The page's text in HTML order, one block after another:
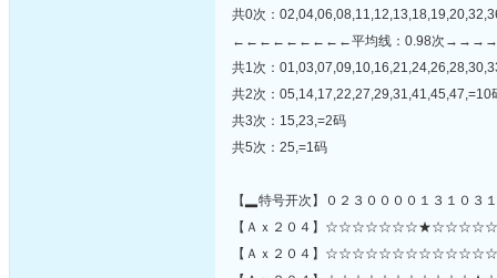
共0次：
←←←←←←←←←平均线：0.98次
共1次：
共2次：05,14,17,22,27,29,31,41,45,47,=10
共3次：15,23,=2码
共5次：25,=1码
【▂特号开次】０２３００００１３１０３
【Ａｘ２０４】
【Ａｘ２０４】